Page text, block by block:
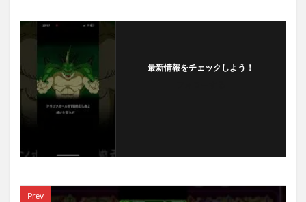
最新情報をチェックしよう！
Prev